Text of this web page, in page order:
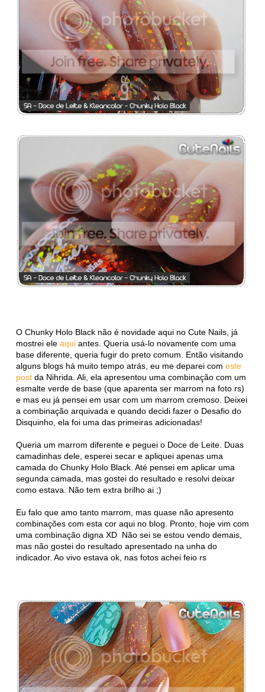
O Chunky Holo Black não é novidade aqui no Cute Nails, já
mostrei eleaqui antes. Queria usá-lo novamente com uma
base diferente, queria fugir do preto comum. Então visitando
alguns blogs há muito tempo atrás, eu me deparei comeste
post da Nihrida. Ali, ela apresentou uma combinação com um
esmalte verde de base (que aparenta ser marrom na foto rs)
e mas eu já pensei em usar com um marrom cremoso. Deixei
a combinação arquivada e quando decidi fazer o Desafio do
Disquinho, ela foi uma das primeiras adicionadas!
Queria um marrom diferente e peguei o Doce de Leite. Duas
camadinhas dele, esperei secar e apliquei apenas uma
camada do Chunky Holo Black. Até pensei em aplicar uma
segunda camada, mas gostei do resultado e resolvi deixar
como estava. Não tem extra brilho ai ;)
Eu falo que amo tanto marrom, mas quase não apresento
combinações com esta cor aqui no blog. Pronto, hoje vim com
uma combinação digna XD Não sei se estou vendo demais,
mas não gostei do resultado apresentado na unha do
indicador. Ao vivo estava ok, nas fotos achei feio rs